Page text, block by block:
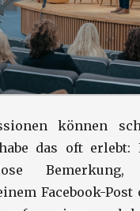
können
das oft erlebt:
Bemerkung,
Facebook-Post